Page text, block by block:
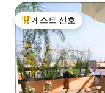
상위 게스트 선호
게스트 선호